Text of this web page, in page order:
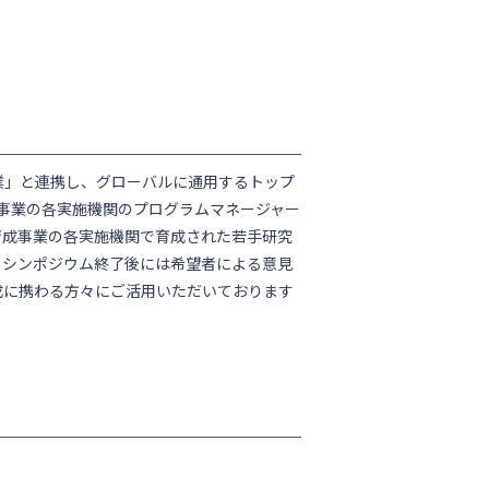
と連携し、グローバルに通用するトップ
の各実施機関のプログラムマネージャー
事業の各実施機関で育成された若手研究
ンポジウム終了後には希望者による意見
携わる方々にご活用いただいております